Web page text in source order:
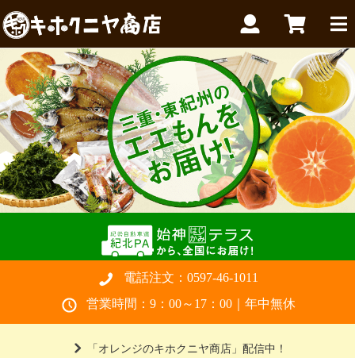
電話注文： 0597-46-1011
営業時間：9：00～17：00｜年中無休
「オレンジのキホクニヤ商店」配信中！